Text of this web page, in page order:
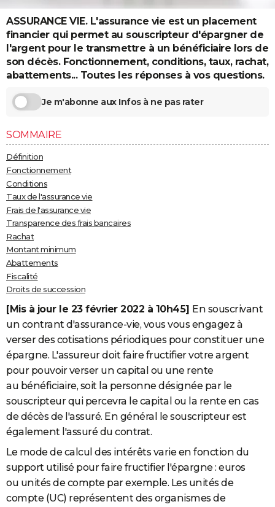
PHOTO
GUIDES D'ACHAT
BONS PLANS
Carte de Noël
Carte Bonne année
Carte Saint-Valentin
Carte Pâques
Carte d'anniversaire
Dictionnaire
Biographies
Citations
Expressions
Proverbes
PROGRAMME TV
COPAINS D'AVANT
S'inscrire
Se connecter
Lycées
Collèges
Primaires
Universités
Entreprises
Service militaire
Avis de recherche
AVIS DE DÉCÈS
FORUM
Bricolage
Lifestyle
Culture
Sport
Auto
Television
Voyage
Cinema
ASSURANCE VIE. L'assurance vie est un placement
financier qui permet au souscripteur d'épargner de
l'argent pour le transmettre à un bénéficiaire lors de
son décès. Fonctionnement, conditions, taux, rachat,
abattements... Toutes les réponses à vos questions.
Je m'abonne aux Infos à ne pas rater
SOMMAIRE
Définition
Fonctionnement
Conditions
Taux de l'assurance vie
Frais de l'assurance vie
Transparence des frais bancaires
Rachat
Montant minimum
Abattements
Fiscalité
Droits de succession
[Mis à jour le 23 février 2022 à 10h45] En souscrivant
un contrant d'assurance-vie, vous vous engagez à
verser des cotisations périodiques pour constituer une
épargne. L'assureur doit faire fructifier votre argent
pour pouvoir verser un capital ou une rente
au bénéficiaire, soit la personne désignée par le
souscripteur qui percevra le capital ou la rente en cas
de décès de l'assuré. En général le souscripteur est
également l'assuré du contrat.
Le mode de calcul des intérêts varie en fonction du
support utilisé pour faire fructifier l'épargne : euros
ou unités de compte par exemple. Les unités de
compte (UC) représentent des organismes de